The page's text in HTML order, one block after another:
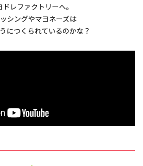
ドレファクトリーへ。
シングやマヨネーズは
につくられているのかな？